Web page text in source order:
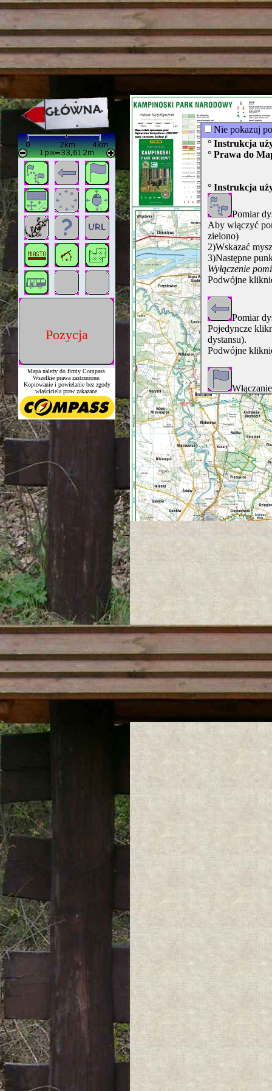
strona w naprawie zapraszamy
Nie pokazuj
° Instrukcja
° Prawa do
° Instrukcja
Pomiar
Aby włączyć
zielono)
2)Wskazać
3)Następne
Wyłączenie
Podwójne
Pomiar
Pojedyncze
dystansu).
Podwójne
nawigacji).
1) Włączone
kliknięciem
2) połowicznie
samo tylko że
3) Wyłączona
° Mapa
SKALA 1:50
"Compass"
Kopiowanie i
praw zakazane.
w celu
kopiowania).
Treść mapy nie
Znaczniki
prawami
Pozycja
Mapa należy do firmy Compass.
Wszelkie prawa zastrzeżone.
Kopiowanie i powielanie bez zgody
właściciela praw zakazane.